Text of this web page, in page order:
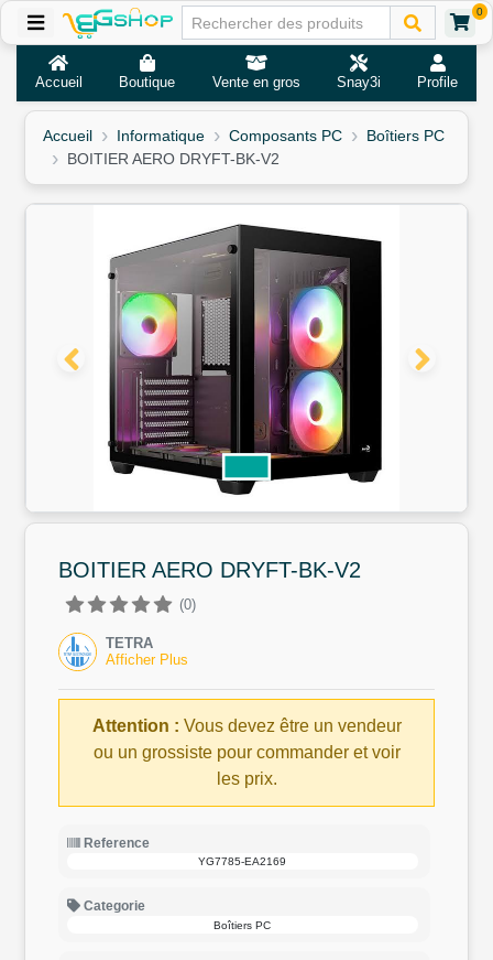
0
Accueil Boutique Vente en gros Snay3i Profile
Accueil Informatique Composants PC
Boîtiers PC
BOITIER AERO DRYFT-BK-V2
BOITIER AERO DRYFT-BK-V2
(0)
TETRA
Afficher Plus
Attention : Vous devez être un vendeur
ou un grossiste pour commander et voir
les prix.
Reference
YG7785-EA2169
Categorie
Boîtiers PC